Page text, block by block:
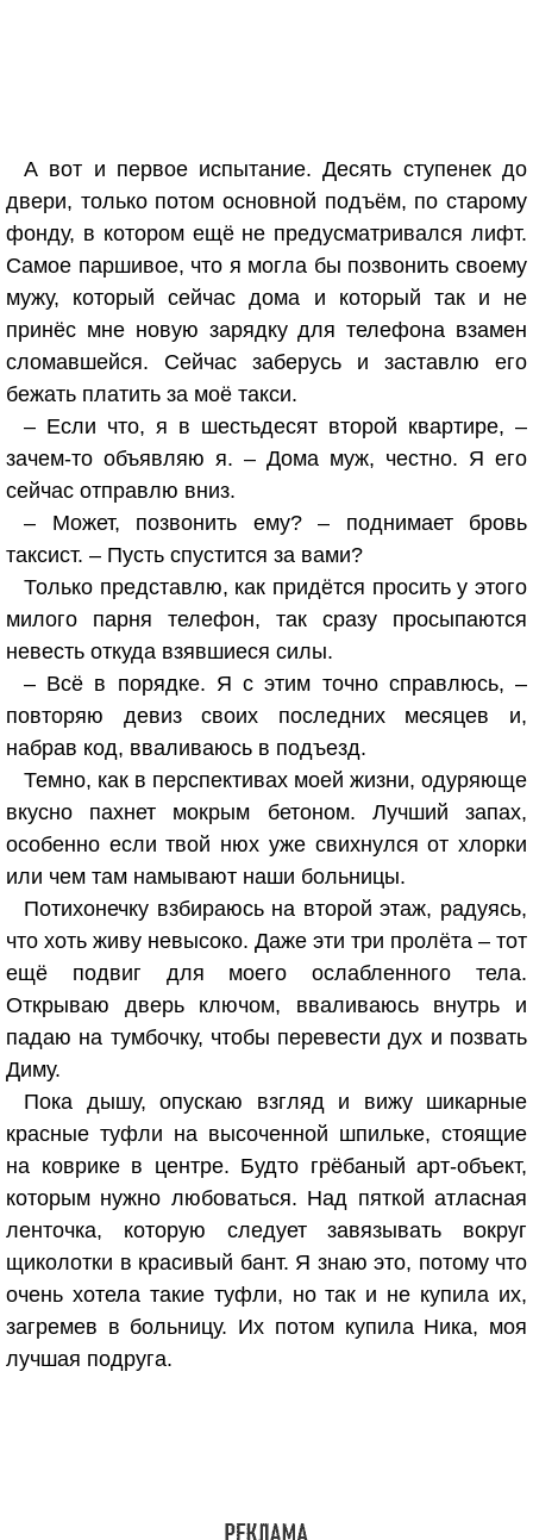
А вот и первое испытание. Десять ступенек до
двери, только потом основной подъём, по старому
фонду, в котором ещё не предусматривался лифт.
Самое паршивое, что я могла бы позвонить своему
мужу, который сейчас дома и который так и не
принёс мне новую зарядку для телефона взамен
сломавшейся. Сейчас заберусь и заставлю его
бежать платить за моё такси.
– Если что, я в шестьдесят второй квартире, –
зачем-то объявляю я. – Дома муж, честно. Я его
сейчас отправлю вниз.
– Может, позвонить ему? – поднимает бровь
таксист. – Пусть спустится за вами?
Только представлю, как придётся просить у этого
милого парня телефон, так сразу просыпаются
невесть откуда взявшиеся силы.
– Всё в порядке. Я с этим точно справлюсь, –
повторяю девиз своих последних месяцев и,
набрав код, вваливаюсь в подъезд.
Темно, как в перспективах моей жизни, одуряюще
вкусно пахнет мокрым бетоном. Лучший запах,
особенно если твой нюх уже свихнулся от хлорки
или чем там намывают наши больницы.
Потихонечку взбираюсь на второй этаж, радуясь,
что хоть живу невысоко. Даже эти три пролёта – тот
ещё подвиг для моего ослабленного тела.
Открываю дверь ключом, вваливаюсь внутрь и
падаю на тумбочку, чтобы перевести дух и позвать
Диму.
Пока дышу, опускаю взгляд и вижу шикарные
красные туфли на высоченной шпильке, стоящие
на коврике в центре. Будто грёбаный арт-объект,
которым нужно любоваться. Над пяткой атласная
ленточка, которую следует завязывать вокруг
щиколотки в красивый бант. Я знаю это, потому что
очень хотела такие туфли, но так и не купила их,
загремев в больницу. Их потом купила Ника, моя
лучшая подруга.